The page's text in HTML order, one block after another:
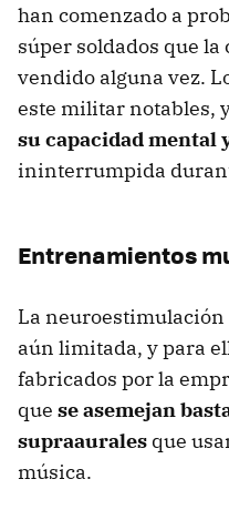
han comenzado a
súper soldados que
vendido alguna vez.
este militar notables,
su capacidad mental
ininterrumpida
Entrenamientos
La neuroestimulación
aún limitada, y para
fabricados por la
que se asemejan
supraaurales que
música.